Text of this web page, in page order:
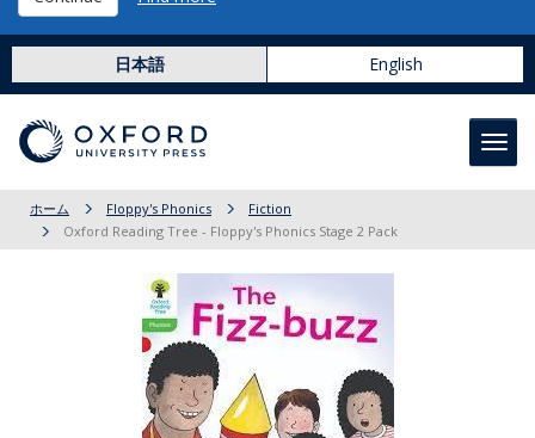
日本語 English
ホーム Floppy's Phonics
Fiction
Oxford Reading Tree - Floppy's Phonics Stage 2 Pack